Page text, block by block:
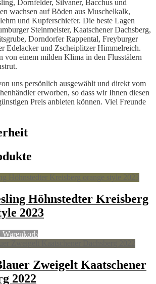
Dornfelder, Silvaner, Bacchus und
wachsen auf Böden aus Muschelkalk,
und Kupferschiefer. Die beste Lagen
Steinmeister, Kaatschener Dachsberg,
Dorndorfer Rappental, Freyburger
Edelacker und Zscheiplitzer Himmelreich.
von einem milden Klima in den Flusstälern
uns persönlich ausgewählt und direkt vom
erworben, so dass wir Ihnen diesen
Preis anbieten können. Viel Freunde
Höhnstedter Kreisberg
2023
Warenkorb
Zweigelt Kaatschener
2022